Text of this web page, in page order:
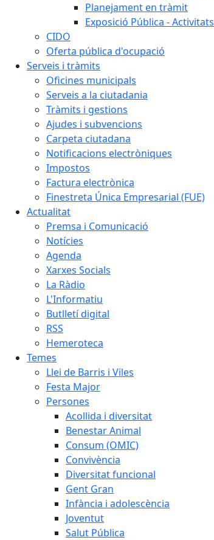
Planejament en tràmit
Exposició Pública - Activitats
CIDO
Oferta pública d'ocupació
Serveis i tràmits
Oficines municipals
Serveis a la ciutadania
Tràmits i gestions
Ajudes i subvencions
Carpeta ciutadana
Notificacions electròniques
Impostos
Factura electrònica
Finestreta Única Empresarial (FUE)
Actualitat
Premsa i Comunicació
Notícies
Agenda
Xarxes Socials
La Ràdio
L'Informatiu
Butlletí digital
RSS
Hemeroteca
Temes
Llei de Barris i Viles
Festa Major
Persones
Acollida i diversitat
Benestar Animal
Consum (OMIC)
Convivència
Diversitat funcional
Gent Gran
Infància i adolescència
Joventut
Salut Pública